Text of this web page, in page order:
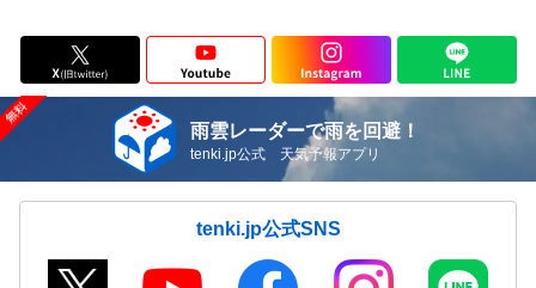
雨雲レーダーで雨を回避！
tenki.jp公式 天気予報アプリ
tenki.jp公式SNS